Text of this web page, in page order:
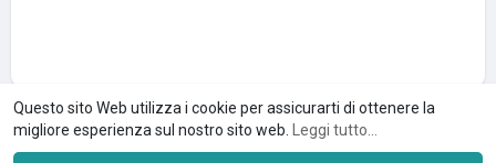
Questo sito Web utilizza i cookie per assicurarti di ottenere la
migliore esperienza sul nostro sito web.
Leggi tutto...